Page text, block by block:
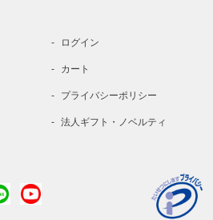
ログイン
カート
プライバシーポリシー
法人ギフト・ノベルティ